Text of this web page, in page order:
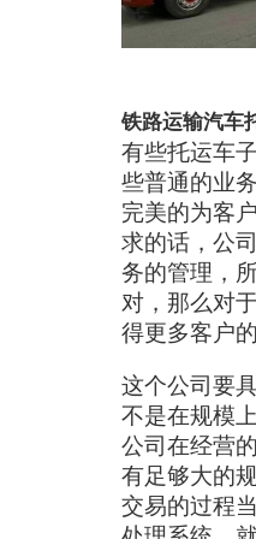
铁路运输汽车
有些托运车
些普通的业
完美的为客
求的话，公
务的管理，
对，那么对
得更多客户的
这个公司要
不是在规模
公司在经营
有足够大的
交易的过程